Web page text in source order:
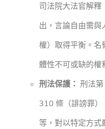
司法院大法官解
出，言論自由需
權）取得平衡。名
體性不可或缺的權
刑法保護： 刑法
310 條（誹謗罪）
等，對以特定方式